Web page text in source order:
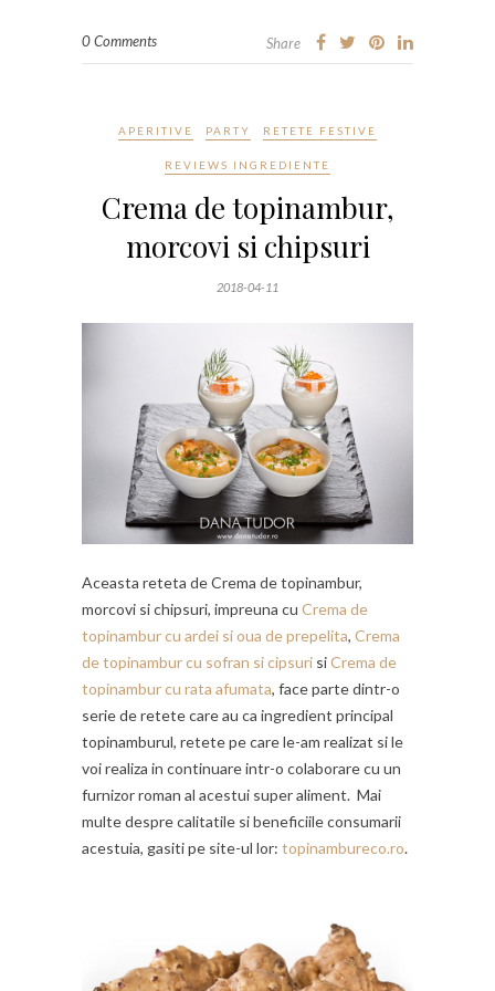
0 Comments Share
APERITIVE PARTY RETETE FESTIVE
REVIEWS INGREDIENTE
Crema de topinambur,
morcovi si chipsuri
2018-04-11
Aceasta reteta de Crema de topinambur,
morcovi si chipsuri, impreuna cu Crema de
topinambur cu ardei si oua de prepelita, Crema
de topinambur cu sofran si cipsuri siCrema de
topinambur cu rata afumata, face parte dintr-o
serie de retete care au ca ingredient principal
topinamburul, retete pe care le-am realizat si le
voi realiza in continuare intr-o colaborare cu un
furnizor roman al acestui super aliment. Mai
multe despre calitatile si beneficiile consumarii
acestuia, gasiti pe site-ul lor: topinambureco.ro.